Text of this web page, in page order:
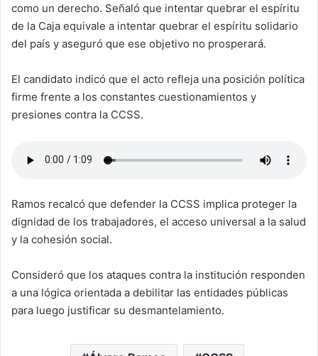
como un derecho. Señaló que intentar quebrar el espíritu
de la Caja equivale a intentar quebrar el espíritu solidario
del país y aseguró que ese objetivo no prosperará.
El candidato indicó que el acto refleja una posición política
firme frente a los constantes cuestionamientos y
presiones contra la CCSS.
Ramos recalcó que defender la CCSS implica proteger la
dignidad de los trabajadores, el acceso universal a la salud
y la cohesión social.
Consideró que los ataques contra la institución responden
a una lógica orientada a debilitar las entidades públicas
para luego justificar su desmantelamiento.